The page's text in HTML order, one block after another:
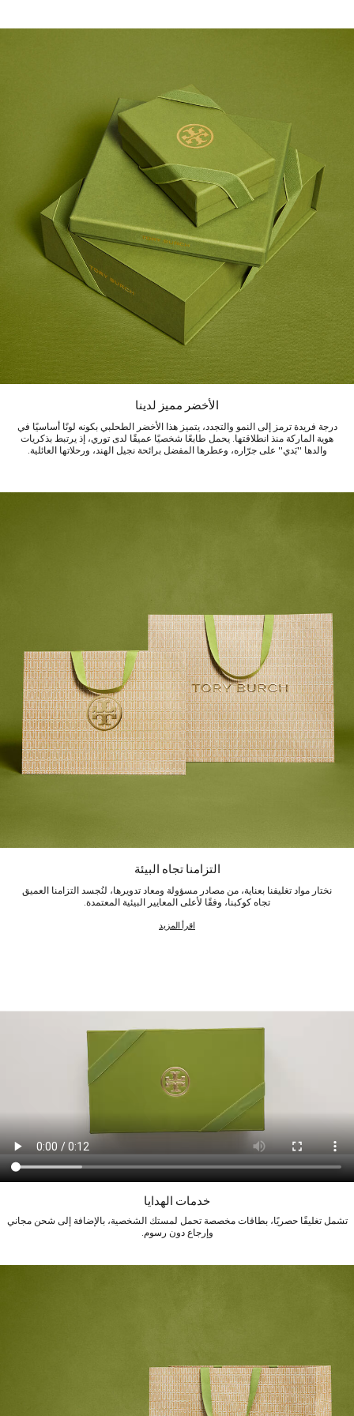
الأخضر مميز لدينا
درجة فريدة ترمز إلى النمو والتجدد، يتميز هذا الأخضر الطحلبي بكونه لونًا أساسيًا في
هوية الماركة منذ انطلاقتها. يحمل طابعًا شخصيًا عميقًا لدى توري، إذ يرتبط بذكريات
والدها "بَدي" على جرّاره، وعطرها المفضل برائحة نجيل الهند، ورحلاتها العائلية.
التزامنا تجاه البيئة
نختار مواد تغليفنا بعناية، من مصادر مسؤولة ومعاد تدويرها، لنُجسد التزامنا العميق
تجاه كوكبنا، وفقًا لأعلى المعايير البيئية المعتمدة.
اقرأ المزيد
خدمات الهدايا
تشمل تغليفًا حصريًا، بطاقات مخصصة تحمل لمستك الشخصية، بالإضافة إلى شحن مجاني
وإرجاع دون رسوم.